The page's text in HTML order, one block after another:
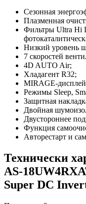
Сезонная
Плазменная
Фильтры Ultra Hi
Низкий уровень
7 скоростей
4D AUTO Air;
Хладагент R32;
MIRAGE-
Режимы Sleep,
Защитная
Двойная
Двустороннее
Функция
Авторестарт и
Технически
AS-
Super DC